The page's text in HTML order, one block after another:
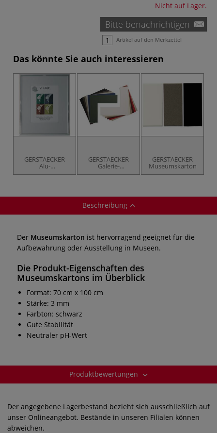
Nicht auf Lager.
Bitte benachrichtigen
Artikel auf den Merkzettel
Das könnte Sie auch interessieren
GERSTAECKER
Alu-
Wechselrahmen
GERSTAECKER
Galerie-
Passepartout
GERSTAECKER
Museumskarton
Beschreibung
Der Museumskarton ist hervorragend geeignet für die
Aufbewahrung oder Ausstellung in Museen.
Die Produkt-Eigenschaften des
Museumskartons im Überblick
Format: 70 cm x 100 cm
Stärke: 3 mm
Farbton: schwarz
Gute Stabilität
Neutraler pH-Wert
Produktbewertungen
Der angegebene Lagerbestand bezieht sich ausschließlich auf
unser Onlineangebot. Bestände in unseren Filialen können
abweichen.